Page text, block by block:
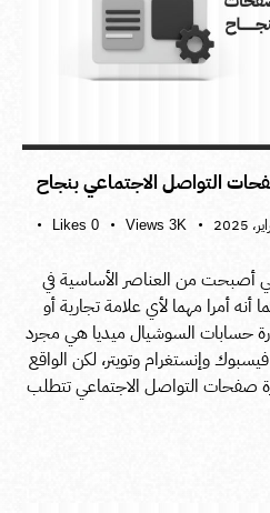
التواصل الاجتماعي بنجاح
3K
Views
0
Likes
أصبحت من العناصر الأساسية في
أنه أمرا مهما لأي علامة تجارية أو
حسابات السوشيال ميديا هي مجرد
وإنستغرام وتويتر، لكن الواقع
صفحات التواصل الاجتماعي تتطلب